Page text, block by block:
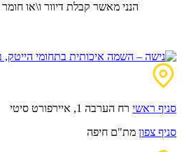
הנני מאשר קבלת דיוור ו\או
סניף ראשי רח הערבה 1, איירפורט סיטי
סניף צפון מת"ם חיפה